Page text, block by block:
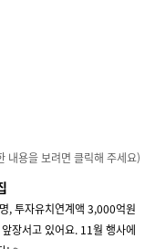
내용을 보려면 클릭해 주세요)
, 투자유치연계액 3,000억원
장서고 있어요. 11월 행사에